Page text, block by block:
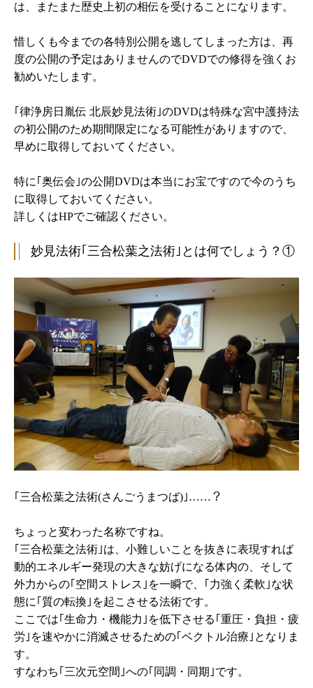
は、またまた歴史上初の相伝を受けることになります。
惜しくも今までの各特別公開を逃してしまった方は、再
度の公開の予定はありませんのでDVDでの修得を強くお
勧めいたします。
｢律浄房日胤伝 北辰妙見法術｣のDVDは特殊な宮中護持法
の初公開のため期間限定になる可能性がありますので、
早めに取得しておいてください。
特に｢奥伝会｣の公開DVDは本当にお宝ですので今のうち
に取得しておいてください。
詳しくはHPでご確認ください。
妙見法術｢三合松葉之法術｣とは何でしょう？①
｢三合松葉之法術(さんごうまつば)｣……？
ちょっと変わった名称ですね。
｢三合松葉之法術｣は、小難しいことを抜きに表現すれば
動的エネルギー発現の大きな妨げになる体内の、そして
外力からの｢空間ストレス｣を一瞬で、｢力強く柔軟｣な状
態に｢質の転換｣を起こさせる法術です。
ここでは｢生命力・機能力｣を低下させる｢重圧・負担・疲
労｣を速やかに消滅させるための｢ベクトル治療｣となりま
す。
すなわち｢三次元空間｣への｢同調・同期｣です。